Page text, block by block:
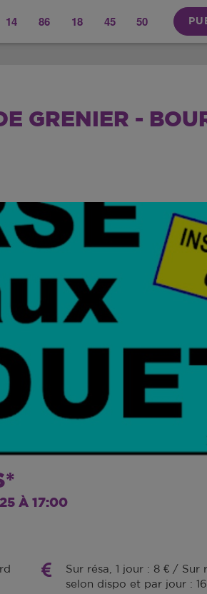
14 86 18 45 50
GRENIER -
À 17:00
Sur résa, 1 jour : 8 € / Sur
selon dispo et par jour :